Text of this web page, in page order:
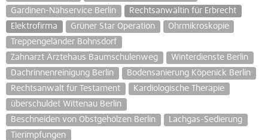
Gardinen-Nähservice Berlin
Rechtsanwältin für Erbrecht
Elektrofirma
Grüner Star Operation
Ohrmikroskopie
Treppengeländer Bohnsdorf
Zahnarzt Ärztehaus Baumschulenweg
Winterdienste Berlin
Dachrinnenreinigung Berlin
Bodensanierung Köpenick Berlin
Rechtsanwalt für Testament
Kardiologische Therapie
überschuldet Wittenau Berlin
Beschneiden von Obstgehölzen Berlin
Lachgas-Sedierung
Tierimpfungen